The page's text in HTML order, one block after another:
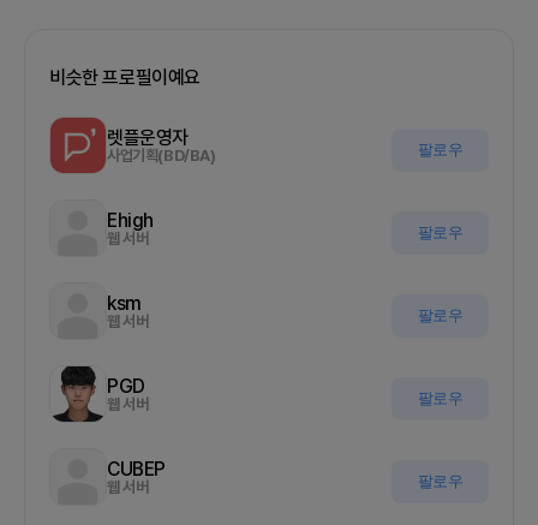
비슷한 프로필이예요
렛플운영자
사업기획(BD/BA) 팔로우
Ehigh
웹 서버 팔로우
ksm
웹 서버 팔로우
PGD
웹 서버 팔로우
CUBEP
웹 서버 팔로우